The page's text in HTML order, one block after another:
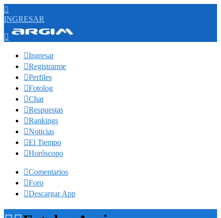

INGRESAR

Ingresar
Registrarme
Perfiles
Fotolog
Chat
Respuestas
Rankings
Noticias
El Tiempo
Horóscopo
Comentarios
Foro
Descargar App